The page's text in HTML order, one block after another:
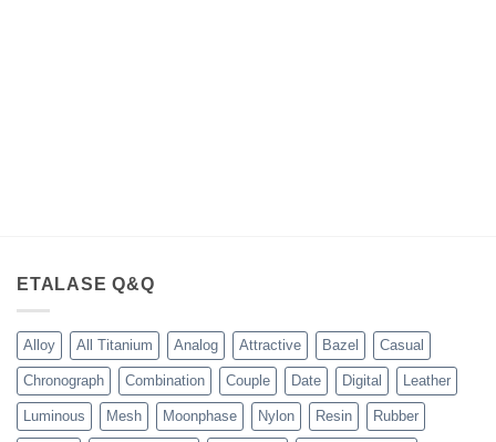
ETALASE Q&Q
Alloy All Titanium Analog Attractive Bazel Casual
Chronograph Combination Couple Date Digital Leather
Luminous Mesh Moonphase Nylon Resin Rubber